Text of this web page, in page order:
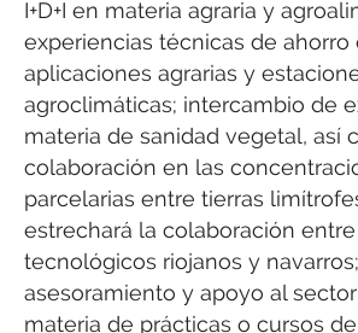
I+D+I en materia agraria y
experiencias técnicas de ahorro
aplicaciones agrarias y
agroclimáticas; intercambio de
materia de sanidad vegetal, así
colaboración en las
parcelarias entre tierras
estrechará la colaboración
tecnológicos riojanos y
asesoramiento y apoyo al
materia de prácticas o cursos de